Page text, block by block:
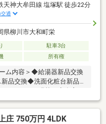
天神大牟田線 塩塚駅 徒歩22分
通
県柳川市大和町栄
駐車3台
所有権
ム内容＞◆給湯器新品交換
品交換◆洗面化粧台新品交
ロアタイル張◆玄関ドア新
工事◆外壁・屋根塗装◆駐
庄 750万円 4LDK